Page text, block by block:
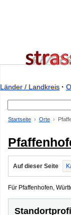
Länder / Landkreis·
Startseite Orte
Auf dieser Seite
Für Pfaffenhofen,